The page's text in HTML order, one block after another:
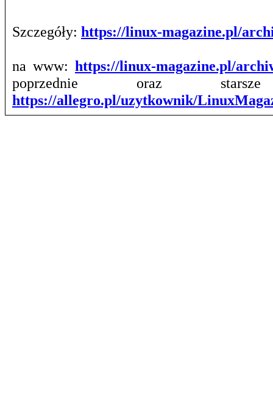
Szczegóły: https://linux-magazine.pl/
na www: https://linux-magazine.pl/
poprzednie oraz
https://allegro.pl/uzytkownik/